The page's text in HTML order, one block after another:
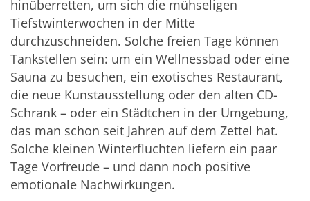
hinüberretten, um sich die mühseligen
Tiefstwinterwochen in der Mitte
durchzuschneiden. Solche freien Tage können
Tankstellen sein: um ein Wellnessbad oder eine
Sauna zu besuchen, ein exotisches Restaurant,
die neue Kunstausstellung oder den alten CD-
Schrank – oder ein Städtchen in der Umgebung,
das man schon seit Jahren auf dem Zettel hat.
Solche kleinen Winterfluchten liefern ein paar
Tage Vorfreude – und dann noch positive
emotionale Nachwirkungen.